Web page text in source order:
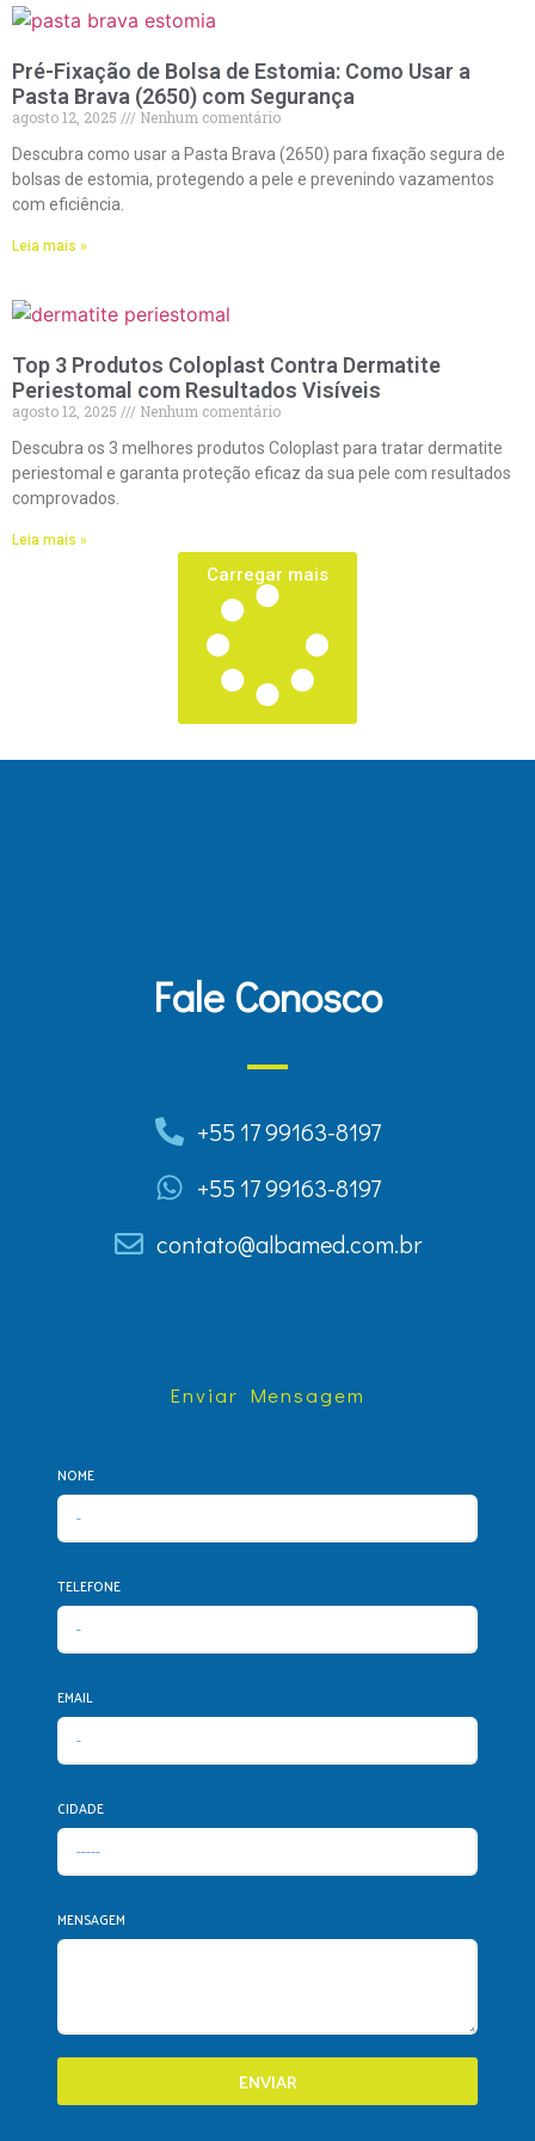
Pré-Fixação de Bolsa de Estomia: Como Usar a
Pasta Brava (2650) com Segurança
agosto 12, 2025
Nenhum comentário
Descubra como usar a Pasta Brava (2650) para fixação segura de
bolsas de estomia, protegendo a pele e prevenindo vazamentos
com eficiência.
Leia mais »
Top 3 Produtos Coloplast Contra Dermatite
Periestomal com Resultados Visíveis
agosto 12, 2025
Nenhum comentário
Descubra os 3 melhores produtos Coloplast para tratar dermatite
periestomal e garanta proteção eficaz da sua pele com resultados
comprovados.
Leia mais »
Carregar mais
Fale Conosco
+55 17 99163-8197
+55 17 99163-8197
contato@albamed.com.br
Enviar Mensagem
NOME
TELEFONE
EMAIL
CIDADE
MENSAGEM
ENVIAR